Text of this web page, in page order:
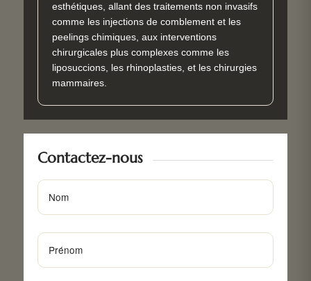
esthétiques, allant des traitements non invasifs
comme les injections de comblement et les
peelings chimiques, aux interventions
chirurgicales plus complexes comme les
liposuccions, les rhinoplasties, et les chirurgies
mammaires.
Contactez-nous